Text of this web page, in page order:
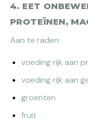
4. EET
PROTEÏNEN,
Aan te raden:
voeding rijk aan
voeding rijk aan
groenten
fruit